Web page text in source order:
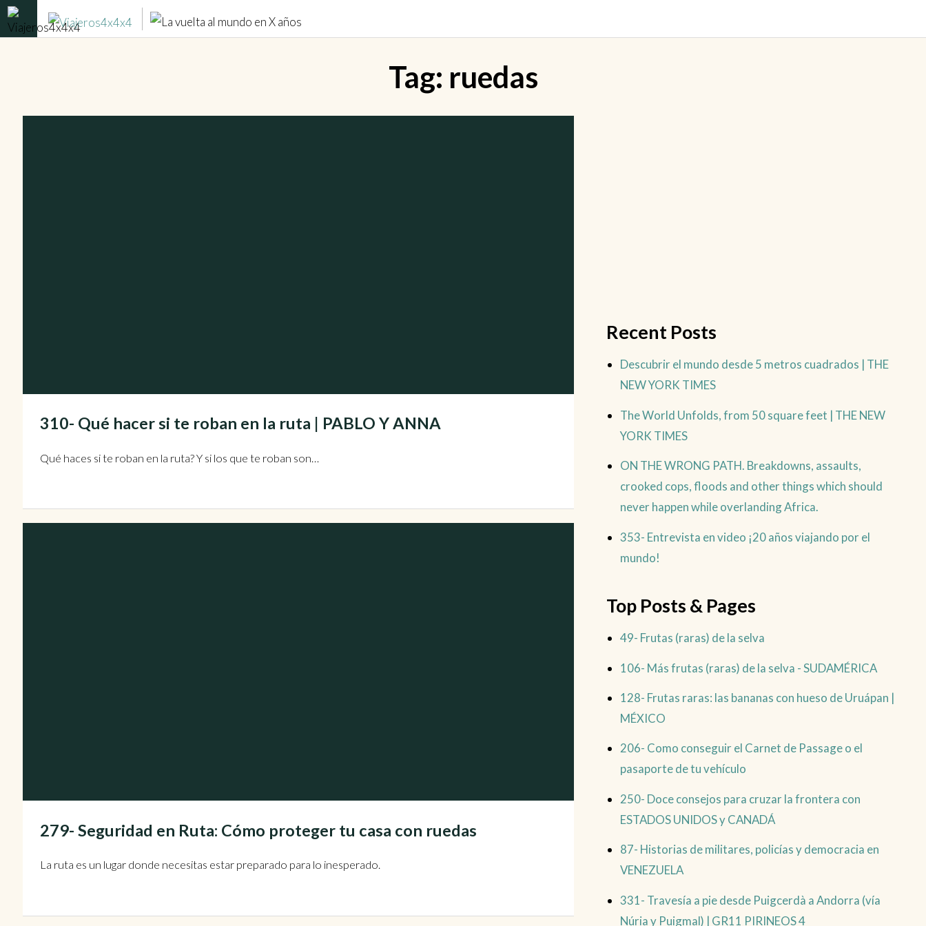
Tag: ruedas
310- Qué hacer si te roban en la ruta | PABLO Y ANNA
Qué haces si te roban en la ruta? Y si los que te roban son…
279- Seguridad en Ruta: Cómo proteger tu casa con ruedas
La ruta es un lugar donde necesitas estar preparado para lo inesperado.
Recent Posts
Descubrir el mundo desde 5 metros cuadrados | THE
NEW YORK TIMES
The World Unfolds, from 50 square feet | THE NEW
YORK TIMES
ON THE WRONG PATH. Breakdowns, assaults,
crooked cops, floods and other things which should
never happen while overlanding Africa.
353- Entrevista en video ¡20 años viajando por el
mundo!
Top Posts & Pages
49- Frutas (raras) de la selva
106- Más frutas (raras) de la selva - SUDAMÉRICA
128- Frutas raras: las bananas con hueso de Uruápan |
MÉXICO
206- Como conseguir el Carnet de Passage o el
pasaporte de tu vehículo
250- Doce consejos para cruzar la frontera con
ESTADOS UNIDOS y CANADÁ
87- Historias de militares, policías y democracia en
VENEZUELA
331- Travesía a pie desde Puigcerdà a Andorra (vía
Núria y Puigmal) | GR11 PIRINEOS 4